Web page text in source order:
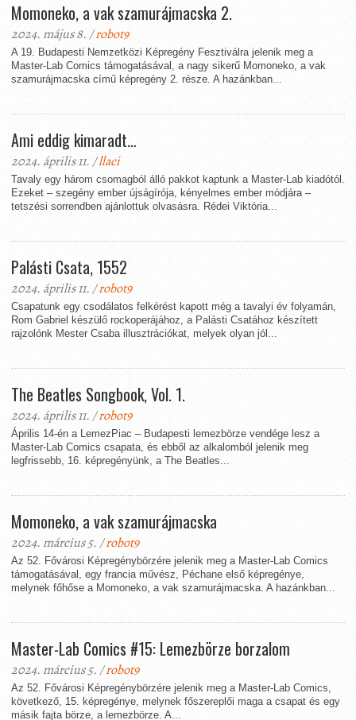
Momoneko, a vak szamurájmacska 2.
2024. május 8. /robot9
A 19. Budapesti Nemzetközi Képregény Fesztiválra jelenik meg a
Master-Lab Comics támogatásával, a nagy sikerű Momoneko, a vak
szamurájmacska című képregény 2. része. A hazánkban...
Ami eddig kimaradt…
2024. április 11. /llaci
Tavaly egy három csomagból álló pakkot kaptunk a Master-Lab kiadótól.
Ezeket – szegény ember újságírója, kényelmes ember módjára –
tetszési sorrendben ajánlottuk olvasásra. Rédei Viktória...
Palásti Csata, 1552
2024. április 11. /robot9
Csapatunk egy csodálatos felkérést kapott még a tavalyi év folyamán,
Rom Gabriel készülő rockoperájához, a Palásti Csatához készített
rajzolónk Mester Csaba illusztrációkat, melyek olyan jól...
The Beatles Songbook, Vol. 1.
2024. április 11. /robot9
Április 14-én a LemezPiac – Budapesti lemezbörze vendége lesz a
Master-Lab Comics csapata, és ebből az alkalomból jelenik meg
legfrissebb, 16. képregényünk, a The Beatles...
Momoneko, a vak szamurájmacska
2024. március 5. /robot9
Az 52. Fővárosi Képregénybörzére jelenik meg a Master-Lab Comics
támogatásával, egy francia művész, Péchane első képregénye,
melynek főhőse a Momoneko, a vak szamurájmacska. A hazánkban...
Master-Lab Comics #15: Lemezbörze borzalom
2024. március 5. /robot9
Az 52. Fővárosi Képregénybörzére jelenik meg a Master-Lab Comics,
következő, 15. képregénye, melynek főszereplői maga a csapat és egy
másik fajta börze, a lemezbörze. A...